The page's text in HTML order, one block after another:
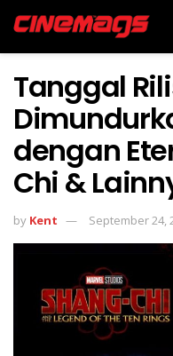
Tanggal
dengan
Chi &
by Kent September 24,